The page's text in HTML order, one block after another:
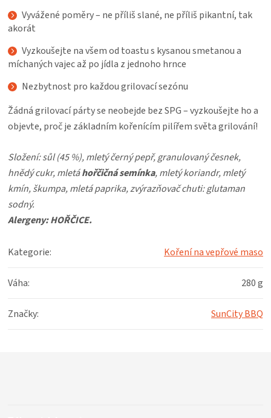
POUKAZY
ZNAČKY
MĚNA
(CZK)
PŘIHLÁŠENÍ
Vyvážené poměry – ne příliš slané, ne příliš pikantní, tak
akorát
Vyzkoušejte na všem od toastu s kysanou smetanou a
míchaných vajec až po jídla z jednoho hrnce
Nezbytnost pro každou grilovací sezónu
Žádná grilovací párty se neobejde bez SPG – vyzkoušejte ho a
objevte, proč je základním kořenícím pilířem světa grilování!
Složení: sůl (45 %), mletý černý pepř, granulovaný česnek,
hnědý cukr, mletáhořčičná semínka, mletý koriandr, mletý
kmín, škumpa, mletá paprika, zvýrazňovač chuti: glutaman
sodný.
Alergeny: HOŘČICE.
Kategorie: Koření na vepřové maso
Váha: 280 g
Značky: SunCity BBQ